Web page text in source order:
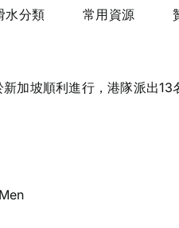
水分類 常用資源
坡順利進行，港隊派出13